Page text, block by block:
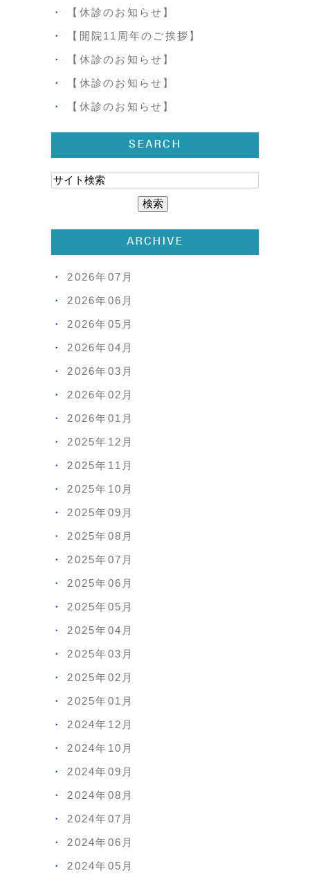
【休診のお知らせ】
【開院11周年のご挨拶】
【休診のお知らせ】
【休診のお知らせ】
【休診のお知らせ】
SEARCH
ARCHIVE
2026年07月
2026年06月
2026年05月
2026年04月
2026年03月
2026年02月
2026年01月
2025年12月
2025年11月
2025年10月
2025年09月
2025年08月
2025年07月
2025年06月
2025年05月
2025年04月
2025年03月
2025年02月
2025年01月
2024年12月
2024年10月
2024年09月
2024年08月
2024年07月
2024年06月
2024年05月